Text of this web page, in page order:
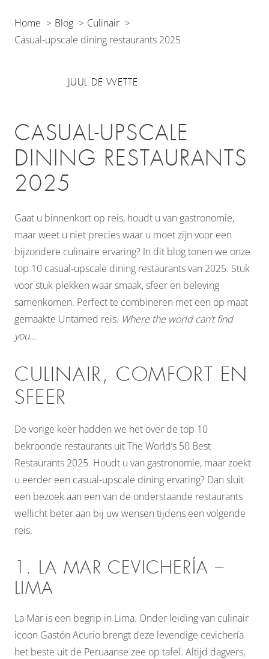
Home Blog
Culinair
Casual-upscale dining restaurants 2025
JUUL DE WETTE
CASUAL-UPSCALE
DINING RESTAURANTS
2025
Gaat u binnenkort op reis, houdt u van gastronomie,
maar weet u niet precies waar u moet zijn voor een
bijzondere culinaire ervaring? In dit blog tonen we onze
top 10 casual-upscale dining restaurants van 2025. Stuk
voor stuk plekken waar smaak, sfeer en beleving
samenkomen. Perfect te combineren met een op maat
gemaakte Untamed reis. Where the world can’t find
you…
CULINAIR, COMFORT EN
SFEER
De vorige keer hadden we het over de top 10
bekroonde restaurants uit The World’s 50 Best
Restaurants 2025. Houdt u van gastronomie, maar zoekt
u eerder een casual-upscale dining ervaring? Dan sluit
een bezoek aan een van de onderstaande restaurants
wellicht beter aan bij uw wensen tijdens een volgende
reis.
1. LA MAR CEVICHERÍA –
LIMA
La Mar is een begrip in Lima. Onder leiding van culinair
icoon Gastón Acurio brengt deze levendige cevichería
het beste uit de Peruaanse zee op tafel. Altijd dagvers,